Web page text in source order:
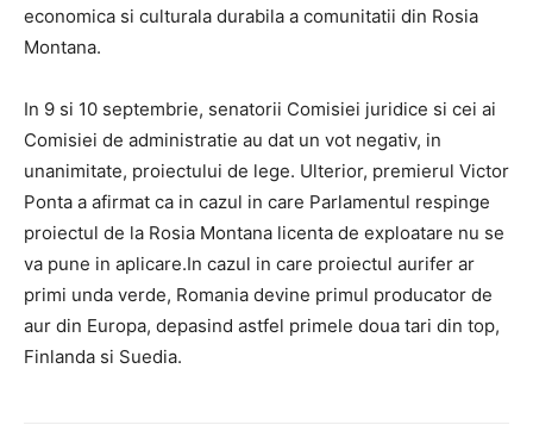
economica si culturala durabila a comunitatii din Rosia
Montana.
In 9 si 10 septembrie, senatorii Comisiei juridice si cei ai
Comisiei de administratie au dat un vot negativ, in
unanimitate, proiectului de lege. Ulterior, premierul Victor
Ponta a afirmat ca in cazul in care Parlamentul respinge
proiectul de la Rosia Montana licenta de exploatare nu se
va pune in aplicare.In cazul in care proiectul aurifer ar
primi unda verde, Romania devine primul producator de
aur din Europa, depasind astfel primele doua tari din top,
Finlanda si Suedia.